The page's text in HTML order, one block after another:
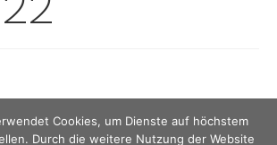
Cookies, um Dienste auf höchstem
Durch die weitere Nutzung der Website